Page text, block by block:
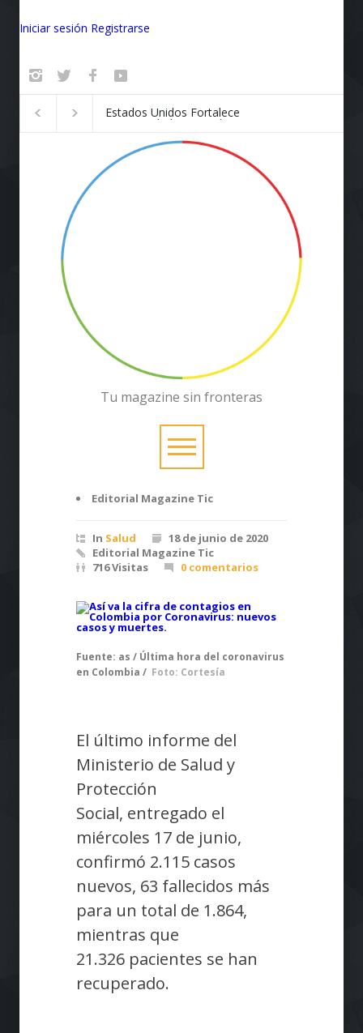
Iniciar sesión Registrarse
Badalona se convierte en el
epicentro de la innovación
Tu magazine sin fronteras
Editorial Magazine Tic
In Salud
18 de junio de 2020
Editorial Magazine Tic
716 Visitas
0 comentarios
Fuente: as / Última hora del coronavirus
en Colombia / Foto: Cortesía
El último informe del
Ministerio de Salud y
Protección
Social, entregado el
miércoles 17 de junio,
confirmó 2.115 casos
nuevos, 63 fallecidos más
para un total de 1.864,
mientras que
21.326 pacientes se han
recuperado.